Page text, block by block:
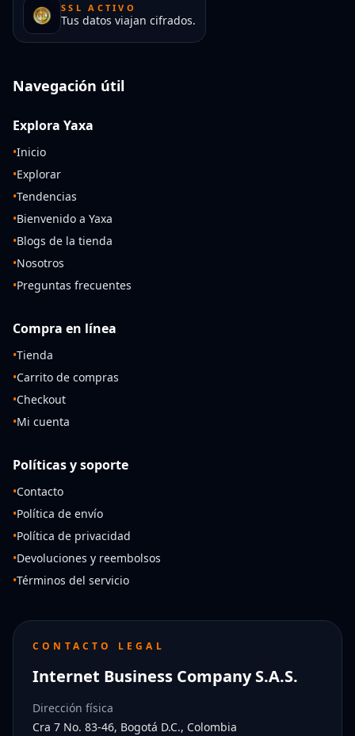
SSL ACTIVO
Tus datos viajan cifrados.
Navegación útil
Explora Yaxa
•Inicio
•Explorar
•Tendencias
•Bienvenido a Yaxa
•Blogs de la tienda
•Nosotros
•Preguntas frecuentes
Compra en línea
•Tienda
•Carrito de compras
•Checkout
•Mi cuenta
Políticas y soporte
•Contacto
•Política de envío
•Política de privacidad
•Devoluciones y reembolsos
•Términos del servicio
CONTACTO LEGAL
Internet Business Company S.A.S.
Dirección física
Cra 7 No. 83-46, Bogotá D.C., Colombia